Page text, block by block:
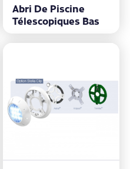
Abri De Piscine
Télescopiques Bas